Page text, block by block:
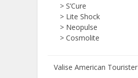
> S’Cure
> Lite Shock
> Neopulse
> Cosmolite
Valise American Tourister